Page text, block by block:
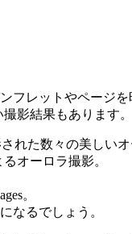
フレットやペー
影結果もあります。
れた数々の美しい
オーロラ撮影。
。
なるでしょう。